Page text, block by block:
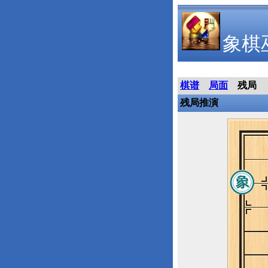
象棋
棋谱 局面
残局
残局推演